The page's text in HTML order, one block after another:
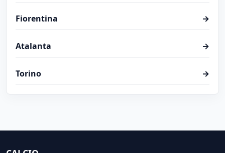
Fiorentina →
Atalanta →
Torino →